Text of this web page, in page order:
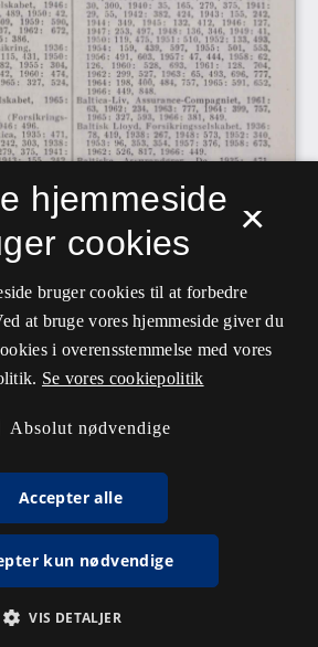
×
hjemmeside
cookies
bruger cookies til at forbedre
at bruge vores hjemmeside giver du
i overensstemmelse med vores
Se vores cookiepolitik
Absolut nødvendige
Accepter alle
kun nødvendige
VIS DETALJER